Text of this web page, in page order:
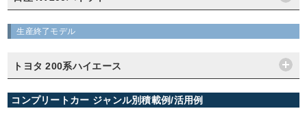
生産終了モデル
トヨタ 200系ハイエース
コンプリートカー ジャンル別積載例/活用例